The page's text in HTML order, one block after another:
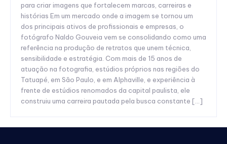
para criar imagens que fortalecem marcas, carreiras e
histórias Em um mercado onde a imagem se tornou um
dos principais ativos de profissionais e empresas, o
fotógrafo Naldo Gouveia vem se consolidando como uma
referência na produção de retratos que unem técnica,
sensibilidade e estratégia. Com mais de 15 anos de
atuação na fotografia, estúdios próprios nas regiões do
Tatuapé, em São Paulo, e em Alphaville, e experiência à
frente de estúdios renomados da capital paulista, ele
construiu uma carreira pautada pela busca constante […]